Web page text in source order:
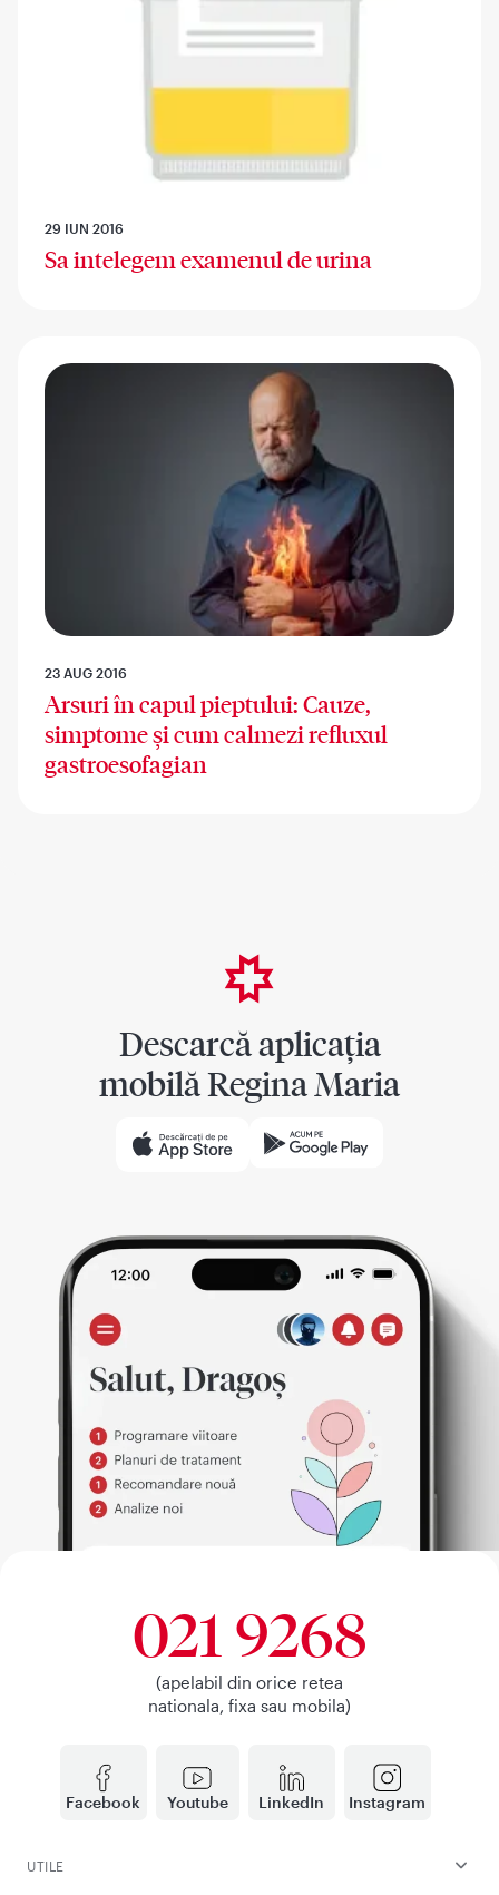
29 IUN 2016
Sa intelegem examenul de urina
23 AUG 2016
Arsuri în capul pieptului: Cauze,
simptome și cum calmezi refluxul
gastroesofagian
Descarcă aplicația
mobilă Regina Maria
Facebook Youtube LinkedIn Instagram
021 9268
(apelabil din orice retea
nationala, fixa sau mobila)
UTILE